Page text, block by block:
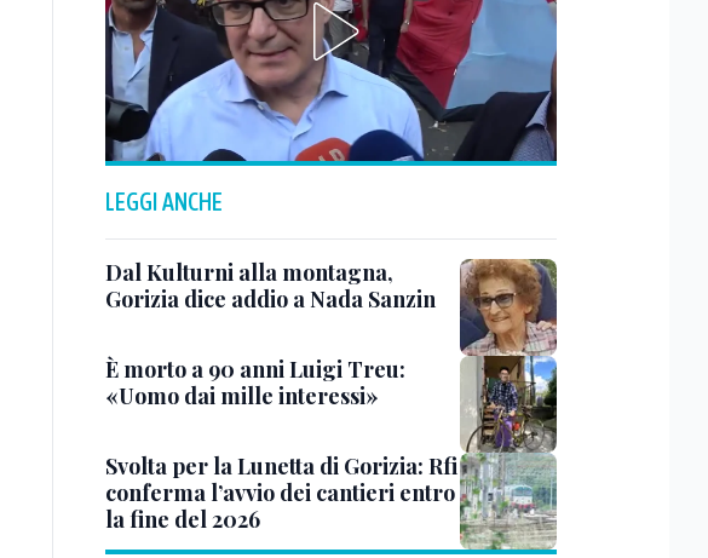
LEGGI ANCHE
Dal Kulturni alla montagna,
Gorizia dice addio a Nada Sanzin
È morto a 90 anni Luigi Treu:
«Uomo dai mille interessi»
Svolta per la Lunetta di Gorizia: Rfi
conferma l’avvio dei cantieri entro
la fine del 2026